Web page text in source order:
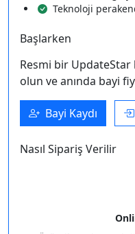
Teknoloji
Başlarken
Resmi bir
olun ve anında bayi
Bayi Kaydı
Nasıl Sipariş Verilir